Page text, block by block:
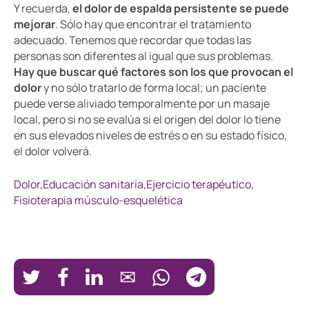
Y recuerda,el dolor de espalda persistente se puede
mejorar. Sólo hay que encontrar el tratamiento
adecuado. Tenemos que recordar que todas las
personas son diferentes al igual que sus problemas.
Hay que buscar qué factores son los que provocan el
dolory no sólo tratarlo de forma local; un paciente
puede verse aliviado temporalmente por un masaje
local, pero si no se evalúa si el origen del dolor lo tiene
en sus elevados niveles de estrés o en su estado físico,
el dolor volverá.
Dolor,Educación sanitaria,Ejercicio terapéutico,
Fisioterapia músculo-esquelética